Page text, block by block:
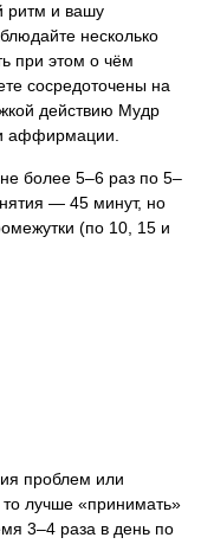
ритм и вашу
несколько
при этом о чём
сосредоточены на
действию Мудр
аффирмации.
более 5–6 раз по 5–
— 45 минут, но
(по 10, 15 и
проблем или
то лучше «принимать»
3–4 раза в день по